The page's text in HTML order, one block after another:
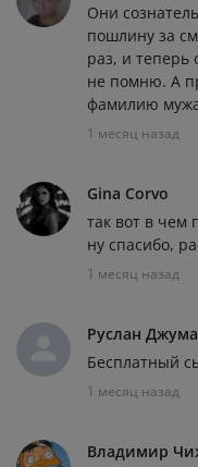
Они
пошлину за
раз, и теперь
не помню. А
фамилию
1 месяц назад
Gina Corvo
так вот в чем
ну спасибо,
1 месяц назад
Руслан
Бесплатный
1 месяц назад
Владимир